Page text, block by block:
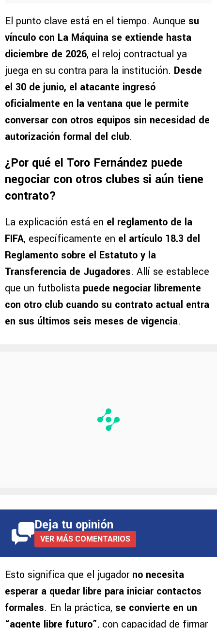
El punto clave está en el tiempo. Aunque su
vínculo con La Máquina se extiende hasta
diciembre de 2026, el reloj contractual ya
juega en su contra para la institución. Desde
el 30 de junio, el atacante ingresó
oficialmente en la ventana que le permite
conversar con otros equipos sin necesidad de
autorización formal del club.
¿Por qué el Toro Fernández puede
negociar con otros clubes si aún tiene
contrato?
La explicación está en el reglamento de la
FIFA, específicamente en el artículo 18.3 del
Reglamento sobre el Estatuto y la
Transferencia de Jugadores. Allí se establece
que un futbolista puede negociar libremente
con otro club cuando su contrato actual entra
en sus últimos seis meses de vigencia.
Deja tu opinión
VER MÁS COMENTARIOS
Esto significa que el jugador no necesita
esperar a quedar libre para iniciar contactos
formales. En la práctica, se convierte en un
“agente libre futuro”, con capacidad de firmar